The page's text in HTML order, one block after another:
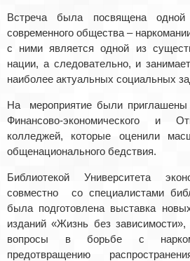
Встреча была посвящена
современного общества –
с ними является одной из
нации, а следовательно, и
наиболее актуальных социальных
На мероприятие были
Финансово-экономического и
колледжей, которые оценили
общенационального бедствия.
Библиотекой Университета
совместно со специалистами
была подготовлена выставка
изданий «Жизнь без
вопросы в борьбе с
предотвращению